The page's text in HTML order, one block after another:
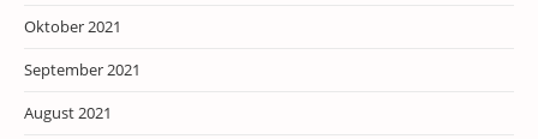
Oktober 2021
September 2021
August 2021